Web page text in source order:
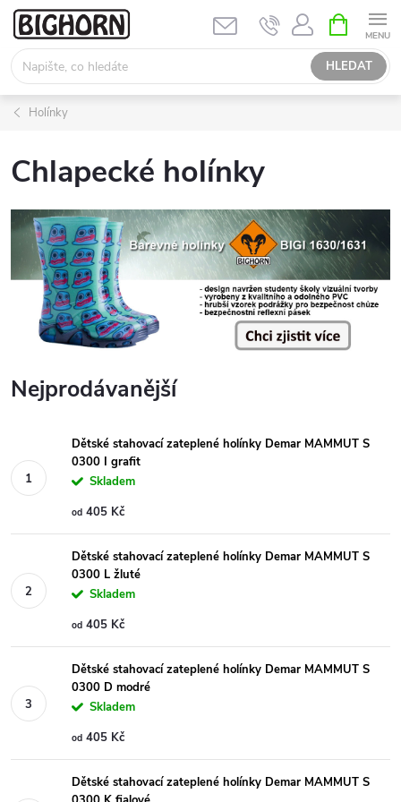
Přejít
obsah
HLEDAT
NÁKUPNÍ
KOŠÍK
Holínky
Chlapecké holínky
Nejprodávanější
Dětské stahovací zateplené holínky Demar MAMMUT S
0300 I grafit
Skladem
od 405 Kč
Dětské stahovací zateplené holínky Demar MAMMUT S
0300 L žluté
Skladem
od 405 Kč
Dětské stahovací zateplené holínky Demar MAMMUT S
0300 D modré
Skladem
od 405 Kč
Dětské stahovací zateplené holínky Demar MAMMUT S